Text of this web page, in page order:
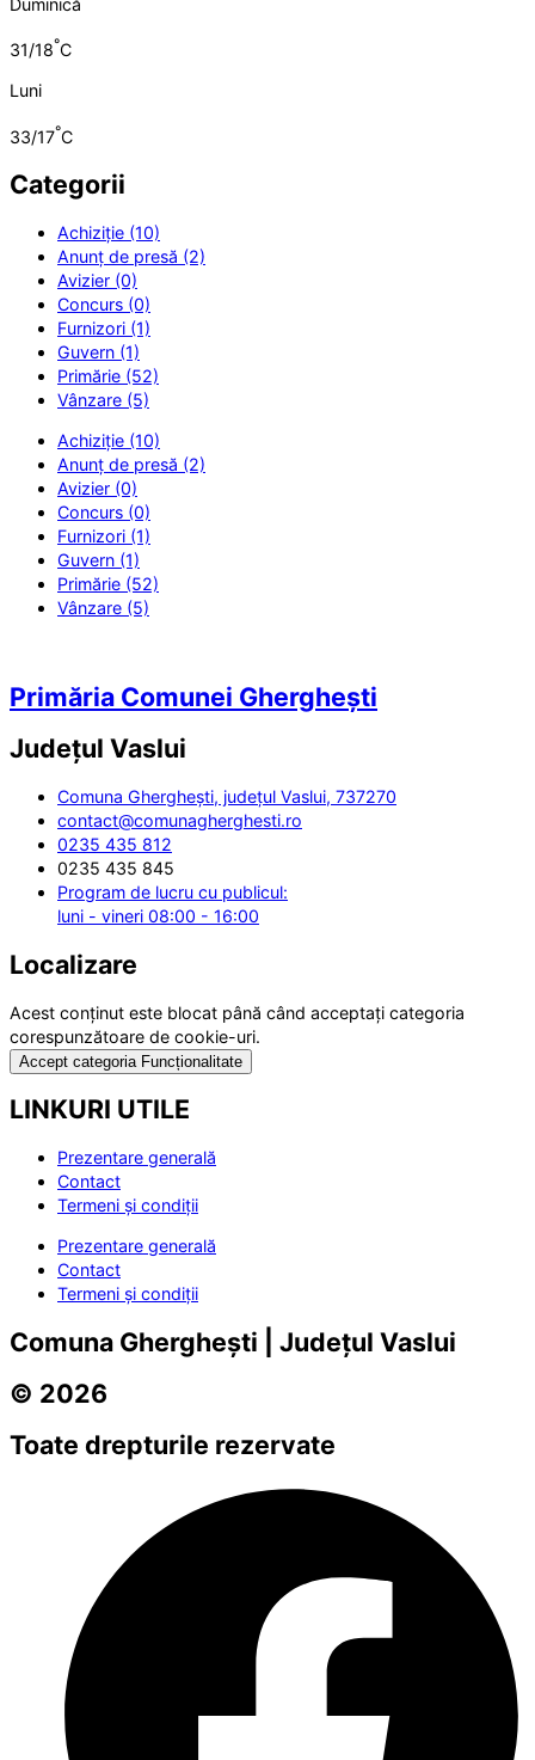
Duminică
31/18°C
Luni
33/17°C
Categorii
Achiziție (10)
Anunț de presă (2)
Avizier (0)
Concurs (0)
Furnizori (1)
Guvern (1)
Primărie (52)
Vânzare (5)
Achiziție (10)
Anunț de presă (2)
Avizier (0)
Concurs (0)
Furnizori (1)
Guvern (1)
Primărie (52)
Vânzare (5)
Primăria Comunei Gherghești
Județul Vaslui
Comuna Gherghești, județul Vaslui, 737270
contact@comunagherghesti.ro
0235 435 812
0235 435 845
Program de lucru cu publicul:
luni - vineri 08:00 - 16:00
Localizare
Acest conținut este blocat până când acceptați categoria
corespunzătoare de cookie-uri.
Accept categoria Funcționalitate
LINKURI UTILE
Prezentare generală
Contact
Termeni și condiții
Prezentare generală
Contact
Termeni și condiții
Comuna Gherghești | Județul Vaslui
© 2026
Toate drepturile rezervate